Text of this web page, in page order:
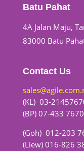
Batu Pahat
4A Jalan Maju,
83000 Batu
Contact Us
(KL) 03-
(BP) 07-433 7670
(Goh) 012-203
(Liew) 016-826